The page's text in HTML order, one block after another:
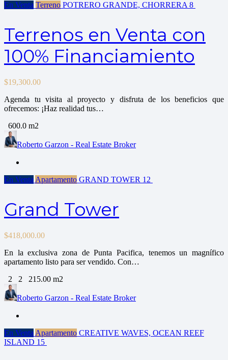
En Venta Terreno POTRERO GRANDE, CHORRERA 8
Terrenos en Venta con
100% Financiamiento
$19,300.00
Agenda tu visita al proyecto y disfruta de los beneficios que
ofrecemos: ¡Haz realidad tus…
600.0 m2
Roberto Garzon - Real Estate Broker
En Venta Apartamento GRAND TOWER 12
Grand Tower
$418,000.00
En la exclusiva zona de Punta Pacifica, tenemos un magnífico
apartamento listo para ser vendido. Con…
2
2 215.00 m2
Roberto Garzon - Real Estate Broker
En Venta Apartamento CREATIVE WAVES, OCEAN REEF
ISLAND 15